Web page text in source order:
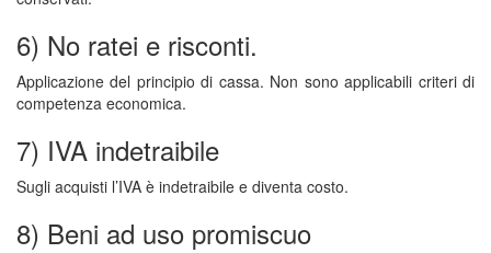
6) No ratei e risconti.
Applicazione del principio di cassa. Non sono applicabili criteri di
competenza economica.
7) IVA indetraibile
Sugli acquisti l’IVA è indetraibile e diventa costo.
8) Beni ad uso promiscuo